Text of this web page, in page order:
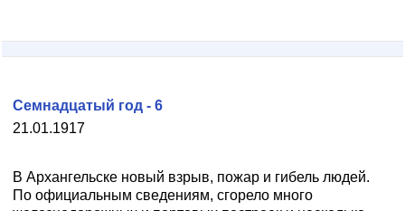
21.01.1917
Семнадцатый год - 6
В Архангельске новый взрыв, пожар и гибель людей.
По официальным сведениям, сгорело много